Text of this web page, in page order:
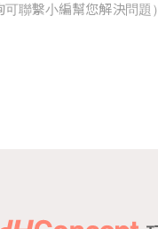
可聯繫小編幫您解決問題）